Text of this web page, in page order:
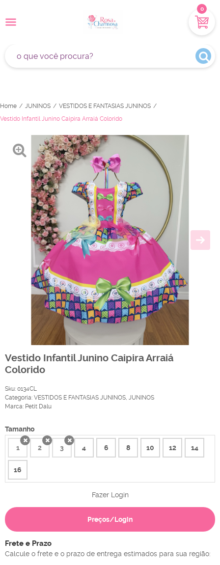
0
Home JUNINOS
VESTIDOS E FANTASIAS JUNINOS
Vestido Infantil Junino Caipira Arraiá Colorido
Vestido Infantil Junino Caipira Arraiá
Colorido
Sku: 0134CL
Categoria: VESTIDOS E FANTASIAS JUNINOS, JUNINOS
Marca: Petit Dalu
Tamanho
1 2 3 4 6 8 10 12 14
16
Fazer Login
Preços/Login
Frete e Prazo
Calcule o frete e o prazo de entrega estimados para sua região: